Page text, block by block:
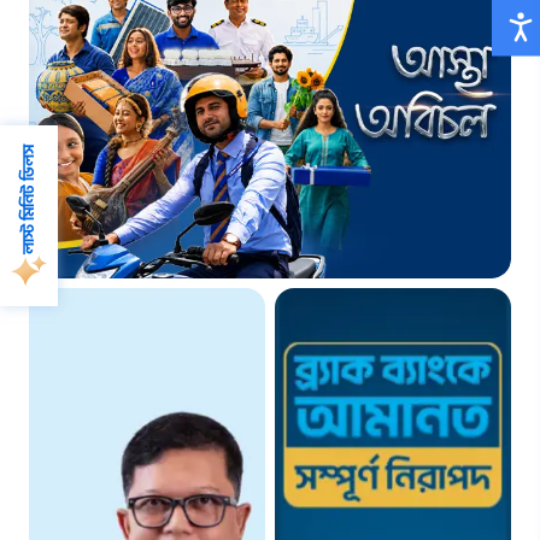
লাস্ট মিনিট ডিলস